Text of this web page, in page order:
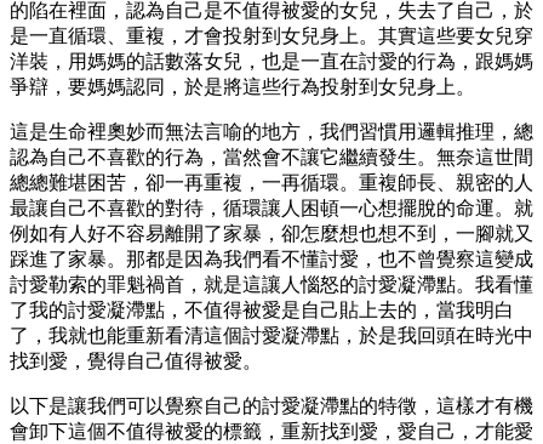
的陷在裡面，認為自己是不值得被愛的女兒，失去了自己，於
是一直循環、重複，才會投射到女兒身上。其實這些要女兒穿
洋裝，用媽媽的話數落女兒，也是一直在討愛的行為，跟媽媽
爭辯，要媽媽認同，於是將這些行為投射到女兒身上。
這是生命裡奧妙而無法言喻的地方，我們習慣用邏輯推理，總
認為自己不喜歡的行為，當然會不讓它繼續發生。無奈這世間
總總難堪困苦，卻一再重複，一再循環。重複師長、親密的人
最讓自己不喜歡的對待，循環讓人困頓一心想擺脫的命運。就
例如有人好不容易離開了家暴，卻怎麼想也想不到，一腳就又
踩進了家暴。那都是因為我們看不懂討愛，也不曾覺察這變成
討愛勒索的罪魁禍首，就是這讓人惱怒的討愛凝滯點。我看懂
了我的討愛凝滯點，不值得被愛是自己貼上去的，當我明白
了，我就也能重新看清這個討愛凝滯點，於是我回頭在時光中
找到愛，覺得自己值得被愛。
以下是讓我們可以覺察自己的討愛凝滯點的特徵，這樣才有機
會卸下這個不值得被愛的標籤，重新找到愛，愛自己，才能愛